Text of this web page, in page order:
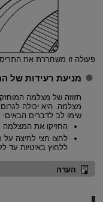
פעולה זו משחררת את
מניעת רעידות של
תזוזה של מצלמה
מצלמה. היא יכולה
שימו לב לדברים הבאים:
החזיקו את המצלמה
לחצו חצי לחיצה על
ללחוץ באיטיות עד
הערה